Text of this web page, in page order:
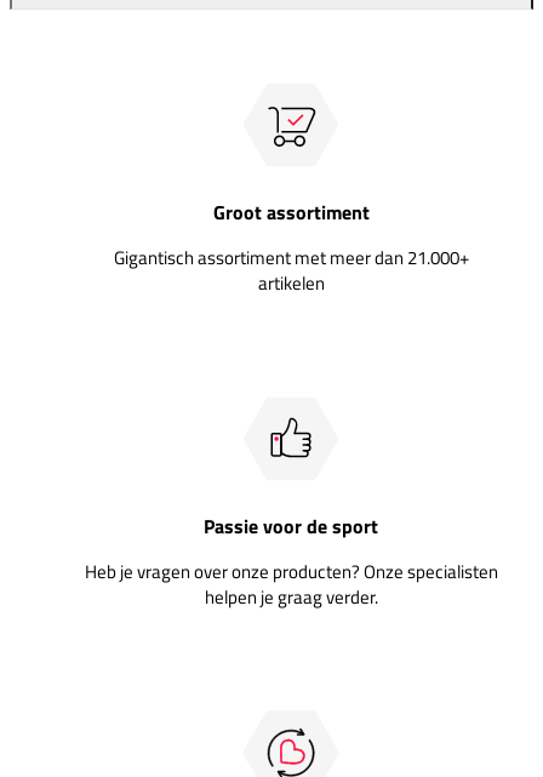
Groot assortiment
Gigantisch assortiment met meer dan 21.000+
artikelen
Passie voor de sport
Heb je vragen over onze producten? Onze specialisten
helpen je graag verder.